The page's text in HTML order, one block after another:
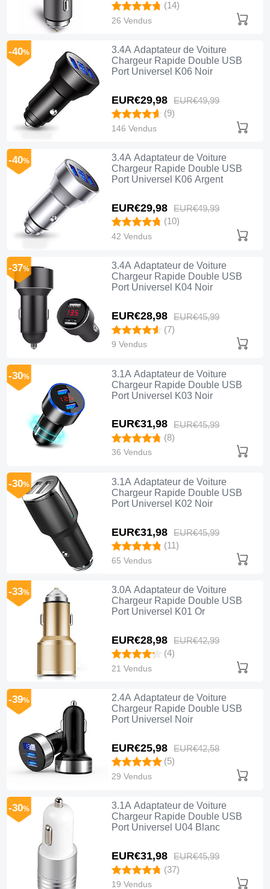
(14)
26 Vendus
3.4A Adaptateur de Voiture
Chargeur Rapide Double USB
Port Universel K06 Noir
EUR€29,98 EUR€49,99
-40%
(9)
146 Vendus
3.4A Adaptateur de Voiture
Chargeur Rapide Double USB
Port Universel K06 Argent
EUR€29,98 EUR€49,99
-40%
(10)
42 Vendus
3.4A Adaptateur de Voiture
Chargeur Rapide Double USB
Port Universel K04 Noir
EUR€28,98 EUR€45,99
-37%
(7)
9 Vendus
3.1A Adaptateur de Voiture
Chargeur Rapide Double USB
Port Universel K03 Noir
EUR€31,98 EUR€45,99
-30%
(8)
36 Vendus
3.1A Adaptateur de Voiture
Chargeur Rapide Double USB
Port Universel K02 Noir
EUR€31,98 EUR€45,99
-30%
(11)
65 Vendus
3.0A Adaptateur de Voiture
Chargeur Rapide Double USB
Port Universel K01 Or
EUR€28,98 EUR€42,99
-33%
(4)
21 Vendus
2.4A Adaptateur de Voiture
Chargeur Rapide Double USB
Port Universel Noir
EUR€25,98 EUR€42,58
-39%
(5)
29 Vendus
3.1A Adaptateur de Voiture
Chargeur Rapide Double USB
Port Universel U04 Blanc
EUR€31,98 EUR€45,99
-30%
(37)
19 Vendus